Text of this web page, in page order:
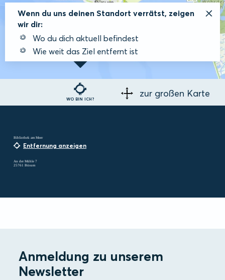
WO BIN ICH?
Wenn du uns deinen Standort verrätst, zeigen
wir dir:
Wo du dich aktuell befindest
Wie weit das Ziel entfernt ist
zur großen Karte
Bibliothek am Meer
Entfernung anzeigen
An der Mühle 7
25761 Büsum
Anmeldung zu unserem
Newsletter